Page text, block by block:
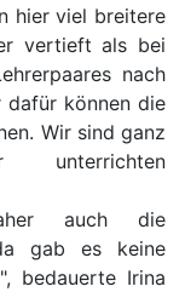
hier viel breitere
vertieft als bei
nach
dafür können die
Wir sind ganz
unterrichten
auch die
gab es keine
bedauerte Irina